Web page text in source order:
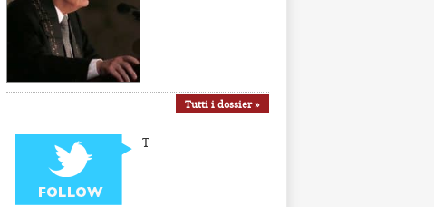
Tutti i dossier »
T